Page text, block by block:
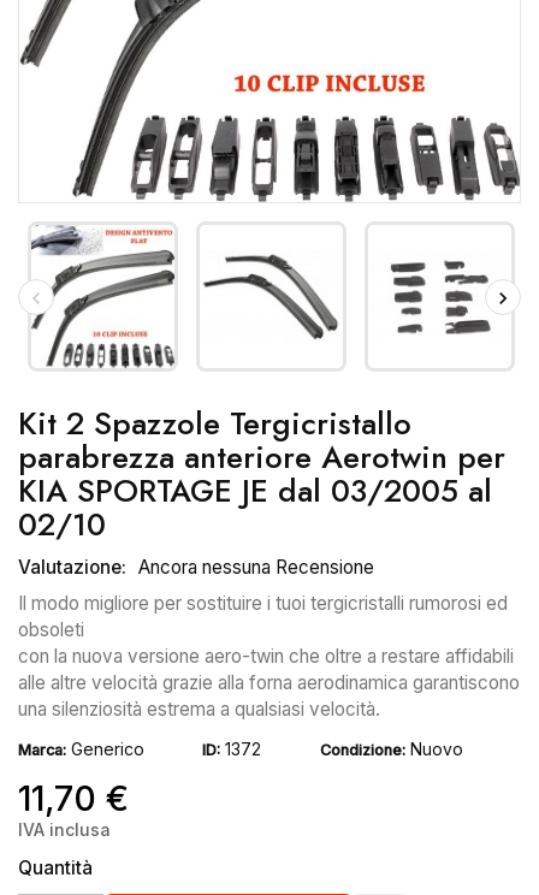
Kit 2 Spazzole Tergicristallo
parabrezza anteriore Aerotwin per
KIA SPORTAGE JE dal 03/2005 al
02/10
Valutazione: Ancora nessuna Recensione
Il modo migliore per sostituire i tuoi tergicristalli rumorosi ed
obsoleti
con la nuova versione aero-twin che oltre a restare affidabili
alle altre velocità grazie alla forna aerodinamica garantiscono
una silenziosità estrema a qualsiasi velocità.
Marca: Generico ID: 1372 Condizione: Nuovo
11,70 €
IVA inclusa
Quantità